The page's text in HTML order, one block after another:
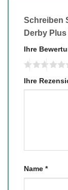
Schreiben
Derby
Ihre
Ihre
Name *